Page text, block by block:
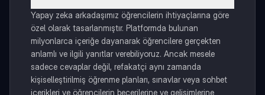
Yapay zeka arkadaşımız öğrencilerin ihtiyaçlarına göre
özel olarak tasarlanmıştır. Platformda bulunan
milyonlarca içeriğe dayanarak öğrencilere gerçekten
anlamlı ve ilgili yanıtlar verebiliyoruz. Ancak mesele
sadece cevaplar değil, refakatçi aynı zamanda
kişiselleştirilmiş öğrenme planları, sınavlar veya sohbet
içerikleri ve öğrencilerin becerilerine ve gelişimlerine